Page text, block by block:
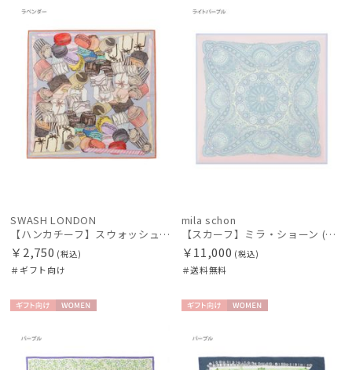
カテゴリー
ブランド
傘機能
帽子
向け
SWASH LONDON
【ハンカチーフ】スウォッシュロンドン (SWASH LONDON) Fondant Fancies 52×52 日本製
￥2,750 (税込)
＃ギフト向け
料
N
mila schon
【スカーフ】ミラ・ショーン (mila schon) シルクツイル ペイズリー 68*68 日本製
￥11,000 (税込)
＃送料無料
向け
向け